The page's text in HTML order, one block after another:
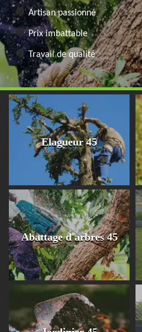
Artisan passionné
Prix imbattable
Travail de qualité
Elagueur 45
Abattage d'arbres 45